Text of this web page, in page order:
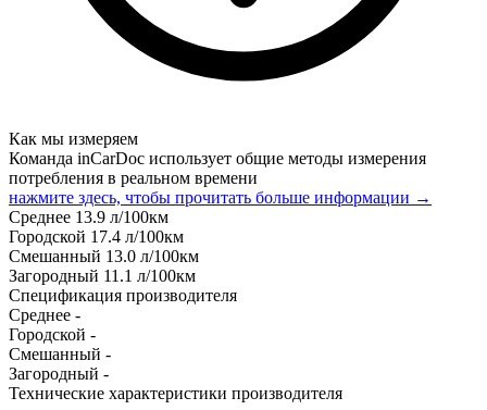
Как мы измеряем
Команда inCarDoc использует общие методы измерения
потребления в реальном времени
нажмите здесь, чтобы прочитать больше информации →
Среднее 13.9 л/100км
Городской 17.4 л/100км
Смешанный 13.0 л/100км
Загородный 11.1 л/100км
Спецификация производителя
Среднее -
Городской -
Смешанный -
Загородный -
Технические характеристики производителя